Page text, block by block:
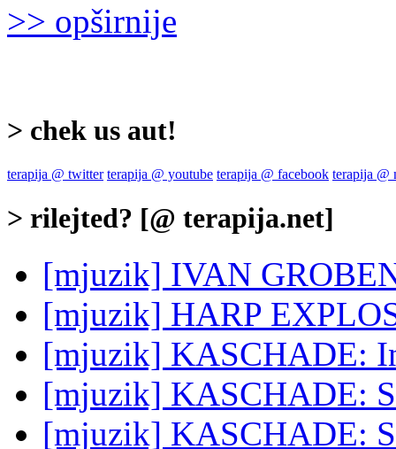
>> opširnije
> chek us aut!
terapija @ twitter terapija @ youtube terapija @ facebook terapija @
> rilejted? [@ terapija.net]
[mjuzik] IVAN
[mjuzik] HARP
[mjuzik] KASCHADE:
[mjuzik] KASCHADE:
[mjuzik] KASCHADE: